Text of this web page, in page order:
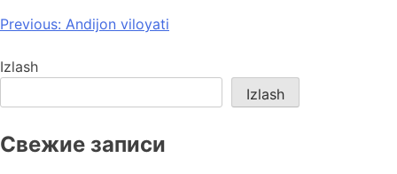
Post
menyusi
Previous: Andijon viloyati
Izlash
Izlash
Свежие записи